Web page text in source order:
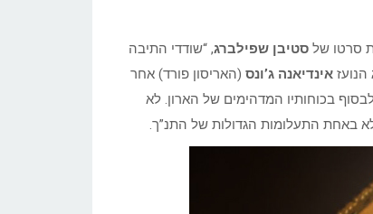
סרטו של סטיבן שפילברג, “שודדי התיבה
אינדיאנה ג’ונס (האריסון פורד) אחר
בכוחותיו המדהימים של הארון. לא
באחת התעלומות הגדולות של התנ”ך.